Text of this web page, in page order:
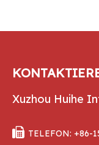
Xuzhou Huihe
 TELEFON: +86-